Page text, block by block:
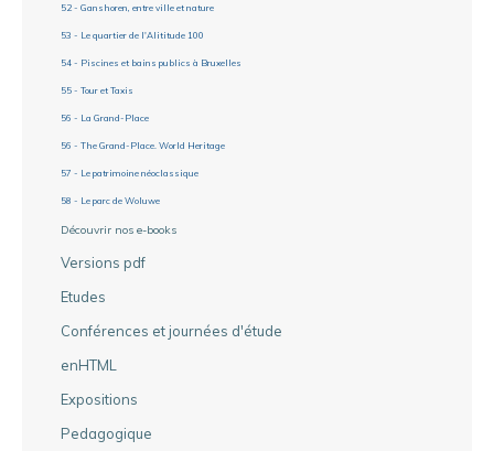
52 - Ganshoren, entre ville et nature
53 - Le quartier de l'Alititude 100
54 - Piscines et bains publics à Bruxelles
55 - Tour et Taxis
56 - La Grand-Place
56 - The Grand-Place. World Heritage
57 - Le patrimoine néoclassique
58 - Le parc de Woluwe
Découvrir nos e-books
Versions pdf
Etudes
Conférences et journées d'étude
enHTML
Expositions
Pedagogique